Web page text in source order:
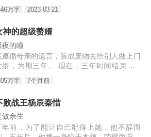
是归来之时，竟发现自己多了一个女儿。3
16544
万字 2023-03-21
神的超级赘婿
夜的瞳
遵循母亲的遗言，装成废物去给别人做上门
婿，为期三年。 现在，三年时间结束了...
，等更
万字 7个月前
败战王杨辰秦惜
傲余生
年前，为了能让自己配得上她，他不辞而